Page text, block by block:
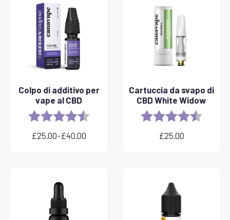
Colpo di additivo per
vape al CBD
Rating: 4.8 out of 5 stars
£25.00-£40.00
Fascia
£25.00
£40.00
Cartuccia da svapo di
CBD White Widow
Rating: 4.6 out
£25.00